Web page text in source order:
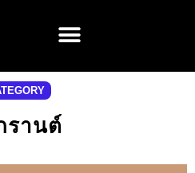
รานต์